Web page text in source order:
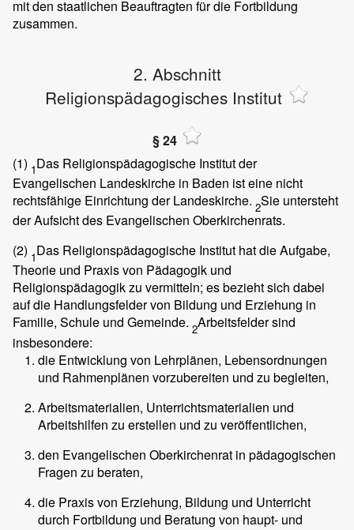
mit den staatlichen Beauftragten für die Fortbildung
zusammen.
2. Abschnitt
Religionspädagogisches Institut
§ 24
(1) 1Das Religionspädagogische Institut der
Evangelischen Landeskirche in Baden ist eine nicht
rechtsfähige Einrichtung der Landeskirche. 2Sie untersteht
der Aufsicht des Evangelischen Oberkirchenrats.
(2) 1Das Religionspädagogische Institut hat die Aufgabe,
Theorie und Praxis von Pädagogik und
Religionspädagogik zu vermitteln; es bezieht sich dabei
auf die Handlungsfelder von Bildung und Erziehung in
Familie, Schule und Gemeinde. 2Arbeitsfelder sind
insbesondere:
die Entwicklung von Lehrplänen, Lebensordnungen
und Rahmenplänen vorzubereiten und zu begleiten,
Arbeitsmaterialien, Unterrichtsmaterialien und
Arbeitshilfen zu erstellen und zu veröffentlichen,
den Evangelischen Oberkirchenrat in pädagogischen
Fragen zu beraten,
die Praxis von Erziehung, Bildung und Unterricht
durch Fortbildung und Beratung von haupt- und